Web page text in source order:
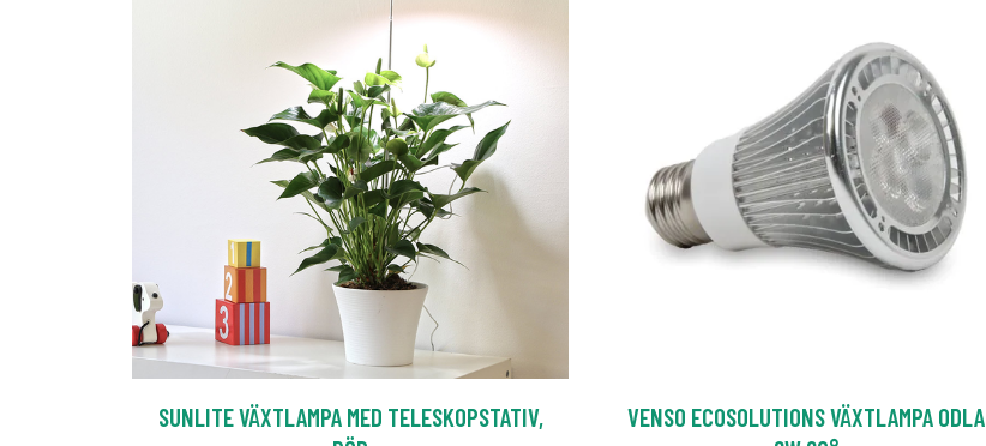
SUNLITE VÄXTLAMPA MED TELESKOPSTATIV,
VENSO ECOSOLUTIONS VÄXTLAMPA ODLA